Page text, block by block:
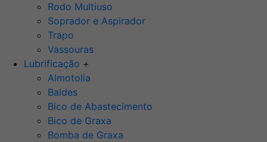
Rodo Multiuso
Soprador e Aspirador
Trapo
Vassouras
Lubrificação +
Almotolia
Baldes
Bico de Abastecimento
Bico de Graxa
Bomba de Graxa